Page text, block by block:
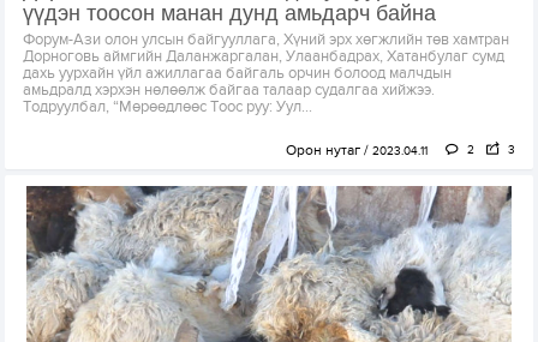
үүдэн тоосон манан дунд амьдарч байна
Форум-Ази олон улсын байгууллага, Хүний эрх хөгжлийн төв хамтран
Дорноговь аймгийн Даланжаргалан, Улаанбадрах, Хатанбулаг сумд
дахь уурхайн үйл ажиллагаа байгаль орчин болоод малчдын
амьдралд хэрхэн нөлөөлж байгаа талаар судалгаа хийжээ.
Тодруулбал, “Мөрөөдлөөс Тоос руу: Уул...
Орон нутаг 2023.04.11 2 3